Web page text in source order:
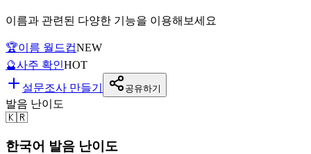
이름과 관련된 다양한 기능을 이용해보세요
🏆이름 월드컵NEW
🔮사주 확인HOT
설문조사 만들기
공유하기
발음 난이도
🇰🇷
한국어 발음 난이도